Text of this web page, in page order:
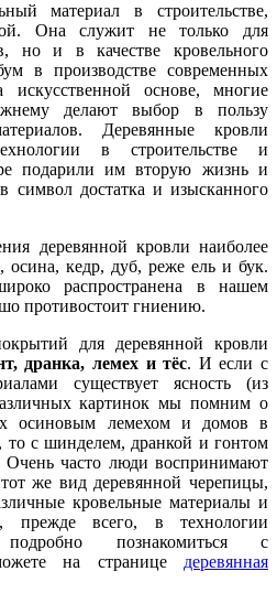
материал в строительстве,
Она служит не только для
но и в качестве кровельного
в производстве современных
основе, многие
делают выбор в пользу
Деревянные кровли
в строительстве и
подарили им вторую жизнь и
символ достатка и изысканного
деревянной кровли наиболее
осина, кедр, дуб, реже ель и бук.
распространена в нашем
противостоит гниению.
для деревянной кровли
дранка, лемех и тёс. И если с
существует ясность (из
картинок мы помним о
осиновым лемехом и домов в
то с шинделем, дранкой и гонтом
Очень часто люди воспринимают
же вид деревянной черепицы,
кровельные материалы и
прежде всего, в технологии
познакомиться с
на странице деревянная